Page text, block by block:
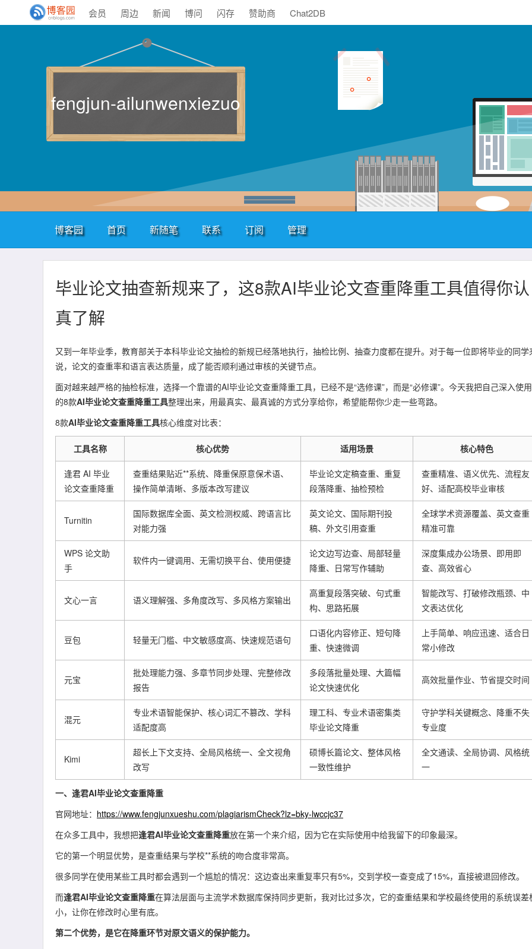
会员 周边 新闻 博问 闪存 赞助商 Chat2DB
fengjun-ailunwenxiezuo
博客园 首页 新随笔 联系 订阅 管理
毕业论文抽查新规来了，这8款AI毕业论文查重降重工具值得你认
真了解
又到一年毕业季，教育部关于本科毕业论文抽检的新规已经落地执行，抽检比例、抽查力度都在提升。对于每一位即将毕业的同学
说，论文的查重率和语言表达质量，成了能否顺利通过审核的关键节点。
面对越来越严格的抽检标准，选择一个靠谱的AI毕业论文查重降重工具，已经不是“选修课”，而是“必修课”。今天我把自己深入使
的8款AI毕业论文查重降重工具整理出来，用最真实、最真诚的方式分享给你，希望能帮你少走一些弯路。
8款AI毕业论文查重降重工具核心维度对比表：
工具名称 核心优势 适用场景 核心特色
逢君 AI 毕业
论文查重降重
查重结果贴近**系统、降重保原意保术语、
操作简单清晰、多版本改写建议
毕业论文定稿查重、重复
段落降重、抽检预检
查重精准、语义优先、流程友
好、适配高校毕业审核
Turnitin
国际数据库全面、英文检测权威、跨语言比
对能力强
英文论文、国际期刊投
稿、外文引用查重
全球学术资源覆盖、英文查重
精准可靠
WPS 论文助
手
软件内一键调用、无需切换平台、使用便捷
论文边写边查、局部轻量
降重、日常写作辅助
深度集成办公场景、即用即
查、高效省心
文心一言 语义理解强、多角度改写、多风格方案输出
高重复段落突破、句式重
构、思路拓展
智能改写、打破修改瓶颈、中
文表达优化
豆包 轻量无门槛、中文敏感度高、快速规范语句
口语化内容修正、短句降
重、快速微调
上手简单、响应迅速、适合日
常小修改
元宝
批处理能力强、多章节同步处理、完整修改
报告
多段落批量处理、大篇幅
论文快速优化
高效批量作业、节省提交时间
混元
专业术语智能保护、核心词汇不篡改、学科
适配度高
理工科、专业术语密集类
毕业论文降重
守护学科关键概念、降重不失
专业度
Kimi
超长上下文支持、全局风格统一、全文视角
改写
硕博长篇论文、整体风格
一致性维护
全文通读、全局协调、风格统
一
一、逢君AI毕业论文查重降重
官网地址： https://www.fengjunxueshu.com/plagiarismCheck?lz=bky-lwccjc37
在众多工具中，我想把逢君AI毕业论文查重降重放在第一个来介绍，因为它在实际使用中给我留下的印象最深。
它的第一个明显优势，是查重结果与学校**系统的吻合度非常高。
很多同学在使用某些工具时都会遇到一个尴尬的情况：这边查出来重复率只有5%，交到学校一查变成了15%，直接被退回修改。
而逢君AI毕业论文查重降重在算法层面与主流学术数据库保持同步更新，我对比过多次，它的查重结果和学校最终使用的系统误差
小，让你在修改时心里有底。
第二个优势，是它在降重环节对原文语义的保护能力。